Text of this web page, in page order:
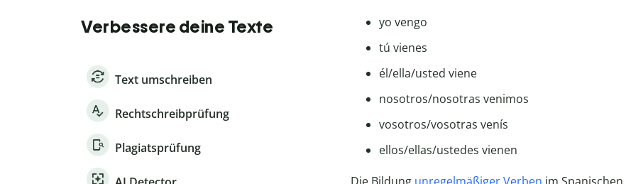
Verbessere deine Texte
Text umschreiben
Rechtschreibprüfung
Plagiatsprüfung
yo vengo
tú vienes
él/ella/usted viene
nosotros/nosotras venimos
vosotros/vosotras venís
ellos/ellas/ustedes vienen